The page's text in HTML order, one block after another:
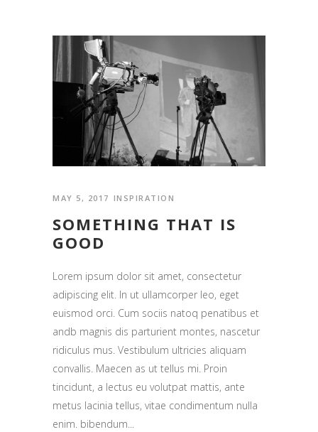
MAY 5, 2017 INSPIRATION
SOMETHING THAT IS
GOOD
Lorem ipsum dolor sit amet, consectetur
adipiscing elit. In ut ullamcorper leo, eget
euismod orci. Cum sociis natoq penatibus et
andb magnis dis parturient montes, nascetur
ridiculus mus. Vestibulum ultricies aliquam
convallis. Maecen as ut tellus mi. Proin
tincidunt, a lectus eu volutpat mattis, ante
metus lacinia tellus, vitae condimentum nulla
enim. bibendum...